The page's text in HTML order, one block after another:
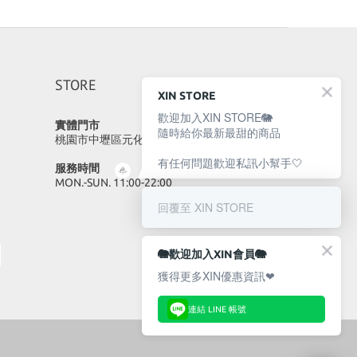
STORE
實體門市
桃園市中壢區元化路23號
服務時間
MON.-SUN. 11:00-22:00
XIN STORE
歡迎加入XIN STORE🐘
隨時給你最新最甜的商品
有任何問題歡迎私訊小幫手🤍
回覆至 XIN STORE
🐘歡迎加入XIN會員🐘
獲得更多XIN優惠資訊❤
連結 LINE 帳號